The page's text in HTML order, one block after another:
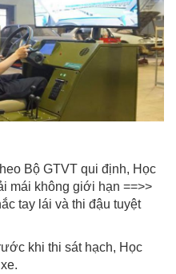
Bộ GTVT qui định, Học
mái không giới hạn ==>>
tay lái và thi đậu tuyệt
khi thi sát hạch, Học